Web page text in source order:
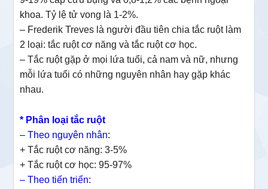
khoa. Tỷ lệ tử vong là 1-2%.
– Frederik Treves là người đầu tiên chia tắc ruột làm
2 loại: tắc ruột cơ năng và tắc ruột cơ học.
– Tắc ruột gặp ở mọi lứa tuổi, cả nam và nữ, nhưng
mỗi lứa tuổi có những nguyên nhân hay gặp khác
nhau.
* Phân loại tắc ruột
– Theo nguyên nhân:
+ Tắc ruột cơ năng: 3-5%
+ Tắc ruột cơ học: 95-97%
– Theo tiến triển: